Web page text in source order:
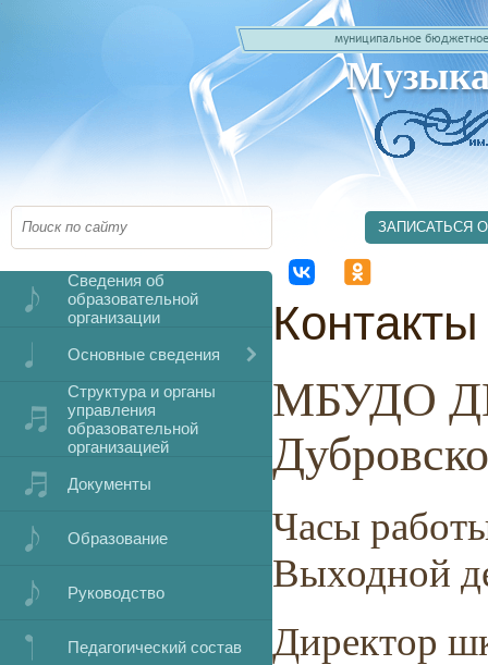
муниципальное
Сведения об
образовательной
организации
Основные сведения
Структура и органы
управления
образовательной
организацией
Документы
Образование
Руководство
Педагогический состав
ЗАПИСАТЬСЯ
Контакты
МБУДО
Часы
Выходной
Директор